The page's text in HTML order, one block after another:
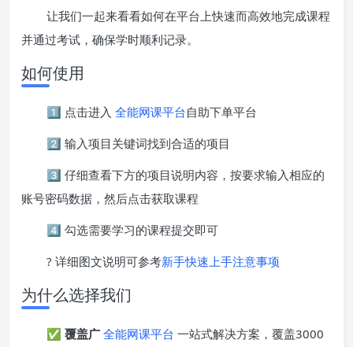
让我们一起来看看如何在平台上快速而高效地完成课程
并通过考试，确保学时顺利记录。
如何使用
1️⃣ 点击进入 全能网课平台自助下单平台
2️⃣ 输入项目关键词找到合适的项目
3️⃣ 仔细查看下方的项目说明内容，按要求输入相应的
账号密码数据，然后点击获取课程
4️⃣ 勾选需要学习的课程提交即可
? 详细图文说明可参考新手快速上手注意事项
为什么选择我们
✅ 覆盖广 全能网课平台 一站式解决方案，覆盖3000